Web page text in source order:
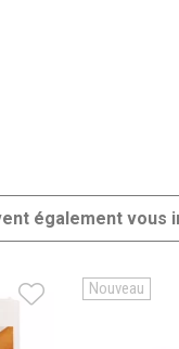
également vous
Nouveau